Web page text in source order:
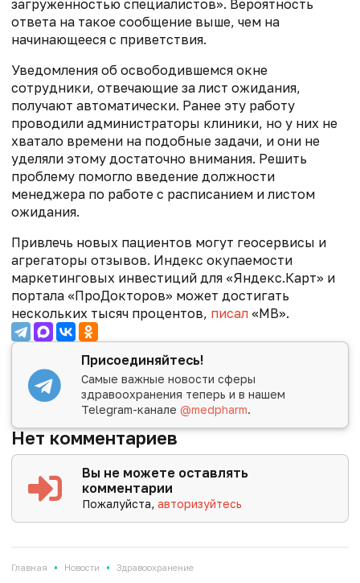
загруженностью специалистов». Вероятность
ответа на такое сообщение выше, чем на
начинающееся с приветствия.
Уведомления об освободившемся окне
сотрудники, отвечающие за лист ожидания,
получают автоматически. Ранее эту работу
проводили администраторы клиники, но у них не
хватало времени на подобные задачи, и они не
уделяли этому достаточно внимания. Решить
проблему помогло введение должности
менеджера по работе с расписанием и листом
ожидания.
Привлечь новых пациентов могут геосервисы и
агрегаторы отзывов. Индекс окупаемости
маркетинговых инвестиций для «Яндекс.Карт» и
портала «ПроДокторов» может достигать
нескольких тысяч процентов, писал «МВ».
Присоединяйтесь!
Самые важные новости сферы
здравоохранения теперь и в нашем
Telegram-канале@medpharm.
Нет комментариев
Вы не можете оставлять
комментарии
Пожалуйста,авторизуйтесь
Главная • Новости • Здравоохранение